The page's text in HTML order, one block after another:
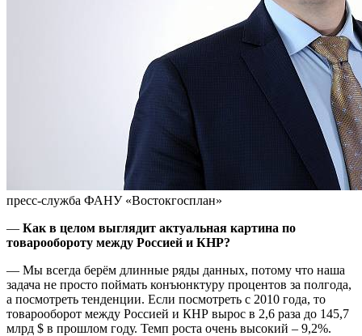
пресс-служба ФАНУ «Востокгосплан»
— Как в целом выглядит актуальная картина по
товарообороту между Россией и КНР?
— Мы всегда берём длинные ряды данных, потому что наша
задача не просто поймать конъюнктуру процентов за полгода,
а посмотреть тенденции. Если посмотреть с 2010 года, то
товарооборот между Россией и КНР вырос в 2,6 раза до 145,7
млрд $ в прошлом году. Темп роста очень высокий – 9,2%.